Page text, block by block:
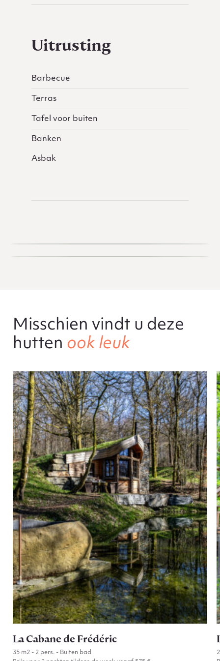
Uitrusting
Barbecue
Terras
Tafel voor buiten
Banken
Asbak
Misschien vindt u deze
hutten ook leuk
La Cabane de Frédéric
35 m2 - 2 pers. - Buiten bad